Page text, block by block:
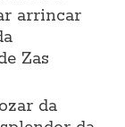
arrincar
Zas
da